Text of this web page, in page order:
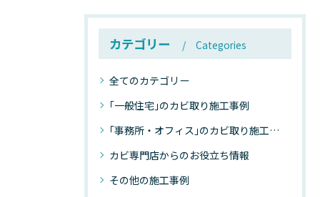
カテゴリー Categories
全てのカテゴリー
｢一般住宅｣のカビ取り施工事例
｢事務所・オフィス｣のカビ取り施工事例
カビ専門店からのお役立ち情報
その他の施工事例